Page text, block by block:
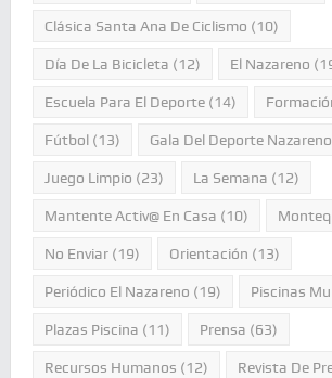
Clásica Santa Ana De Ciclismo (10)
Día De La Bicicleta (12) El Nazareno
Escuela Para El Deporte(14)
Fútbol(13) Gala Del Deporte Nazareno
Juego Limpio (23) La Semana (12)
Mantente Activ@ En Casa (10)
No Enviar(19) Orientación (13)
Periódico El Nazareno (19) Piscinas
Plazas Piscina (11) Prensa (63)
Recursos Humanos (12) Revista De